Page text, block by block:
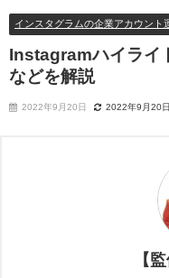
インスタグラムの企業アカウント
Instagramハイライ
などを解説
2022年9月20日 2022年9月20日
【